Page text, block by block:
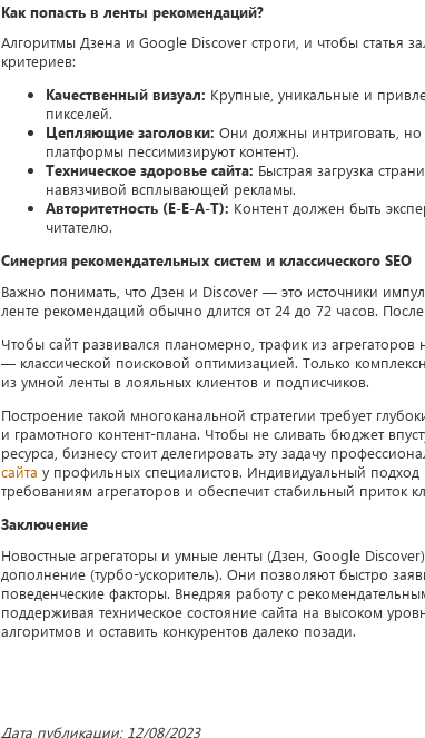
Как попасть в ленты рекомендаций?
Алгоритмы Дзена и Google Discover строги, и чтобы статья
критериев:
Качественный визуал: Крупные, уникальные и
пикселей.
Цепляющие заголовки: Они должны интриговать, но
платформы пессимизируют контент).
Техническое здоровье сайта: Быстрая загрузка
навязчивой всплывающей рекламы.
Авторитетность (E-E-A-T): Контент должен быть
читателю.
Синергия рекомендательных систем и классического SEO
Важно понимать, что Дзен и Discover — это источники
ленте рекомендаций обычно длится от 24 до 72 часов.
Чтобы сайт развивался планомерно, трафик из
— классической поисковой оптимизацией. Только
из умной ленты в лояльных клиентов и подписчиков.
Построение такой многоканальной стратегии требует
и грамотного контент-плана. Чтобы не сливать бюджет
ресурса, бизнесу стоит делегировать эту задачу
сайта у профильных специалистов. Индивидуальный подход
требованиям агрегаторов и обеспечит стабильный приток
Заключение
Новостные агрегаторы и умные ленты (Дзен, Google
дополнение (турбо-ускоритель). Они позволяют быстро
поведенческие факторы. Внедряя работу с
поддерживая техническое состояние сайта на высоком
алгоритмов и оставить конкурентов далеко позади.
Дата публикации: 12/08/2023